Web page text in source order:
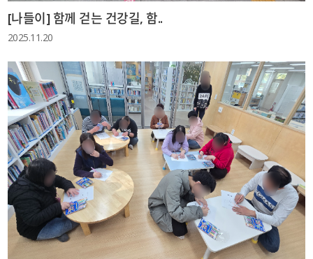
[나들이] 함께 걷는 건강길, 함..
2025.11.20